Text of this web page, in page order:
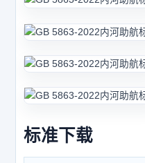
标准下载